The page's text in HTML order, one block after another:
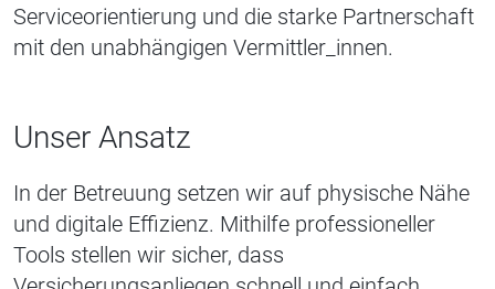
Serviceorientierung und die starke Partnerschaft
mit den unabhängigen Vermittler_innen.
Unser Ansatz
In der Betreuung setzen wir auf physische Nähe
und digitale Effizienz. Mithilfe professioneller
Tools stellen wir sicher, dass